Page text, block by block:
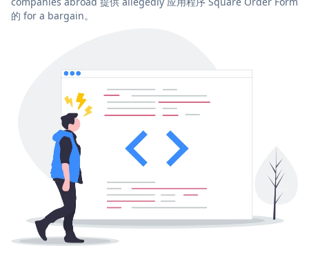
的 for a bargain。